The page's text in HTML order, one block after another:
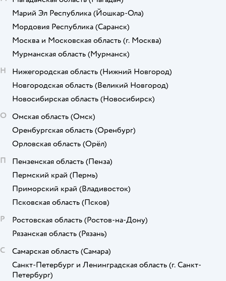
Марий Эл Республика (Йошкар-Ола)
Мордовия Республика (Саранск)
Москва и Московская область (г. Москва)
Мурманская область (Мурманск)
Н
Нижегородская область (Нижний Новгород)
Новгородская область (Великий Новгород)
Новосибирская область (Новосибирск)
О Омская область (Омск)
Оренбургская область (Оренбург)
Орловская область (Орёл)
П
Пензенская область (Пенза)
Пермский край (Пермь)
Приморский край (Владивосток)
Псковская область (Псков)
Р
Ростовская область (Ростов-на-Дону)
Рязанская область (Рязань)
С
Самарская область (Самара)
Санкт-Петербург и Ленинградская область (г. Санкт-
Петербург)